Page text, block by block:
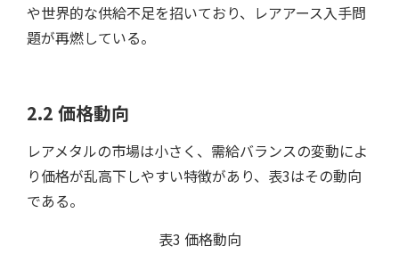
や世界的な供給不足を招いており、レアアース入手問
題が再燃している。
2.2 価格動向
レアメタルの市場は小さく、需給バランスの変動によ
り価格が乱高下しやすい特徴があり、表3はその動向
である。
表3 価格動向